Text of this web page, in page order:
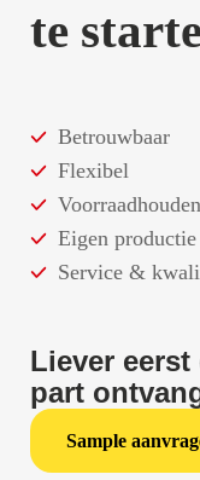
te
Betrouwbaar
Flexibel
Eigen productie
Service &
Liever eerst
part
Sample